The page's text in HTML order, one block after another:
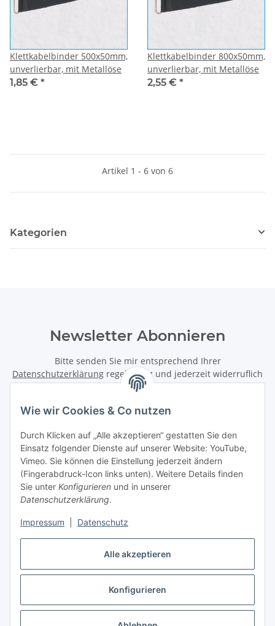
Alle akzeptieren
Konfigurieren
Wie wir Cookies & Co nutzen
Durch Klicken auf „Alle akzeptieren“ gestatten Sie den
Einsatz folgender Dienste auf unserer Website: YouTube,
Vimeo. Sie können die Einstellung jederzeit ändern
(Fingerabdruck-Icon links unten). Weitere Details finden
Sie unter Konfigurieren und in unserer
Datenschutzerklärung.
Impressum Datenschutz
Klettkabelbinder 500x50mm,
unverlierbar, mit Metallöse
1,85 € *
Klettkabelbinder 800x50mm,
unverlierbar, mit Metallöse
2,55 € *
Artikel 1 - 6 von 6
Kategorien
Newsletter Abonnieren
Bitte senden Sie mir entsprechend Ihrer
Datenschutzerklärung regelmäßig und jederzeit widerruflich
Informationen zu Ihrem Produktsortiment per E-Mail zu.
Newsletter Abonnieren
Informationen
Gesetzliche Informationen
Vertrag widerrufen